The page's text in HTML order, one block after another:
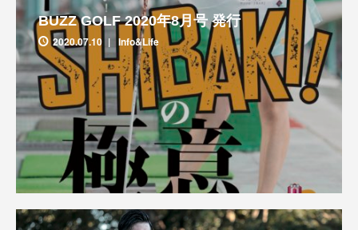
BUZZ GOLF 2020年8月号 発行
2020.07.10 Info&Life